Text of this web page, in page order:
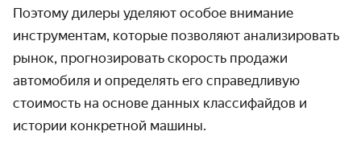
Поэтому дилеры уделяют особое внимание
инструментам, которые позволяют анализировать
рынок, прогнозировать скорость продажи
автомобиля и определять его справедливую
стоимость на основе данных классифайдов и
истории конкретной машины.